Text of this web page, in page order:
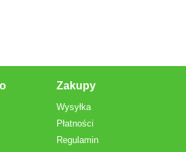
Zakupy
Wysyłka
Płatności
Regulamin